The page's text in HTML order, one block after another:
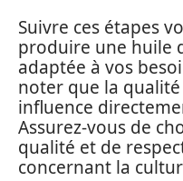
Suivre ces étapes
produire une huile
adaptée à vos
noter que la
influence
Assurez-vous de
qualité et de
concernant la